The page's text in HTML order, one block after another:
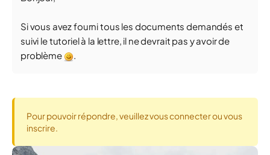
Si vous avez fourni tous les documents demandés et
suivi le tutoriel à la lettre, il ne devrait pas y avoir de
problème
.
Pour pouvoir répondre, veuillez vous connecter ou vous
inscrire.